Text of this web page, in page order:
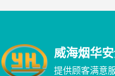
威海烟华
提供顾客满意